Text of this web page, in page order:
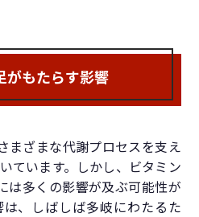
がもたらす影響
まざまな代謝プロセスを支え
ています。しかし、ビタミン
は多くの影響が及ぶ可能性が
、しばしば多岐にわたるた